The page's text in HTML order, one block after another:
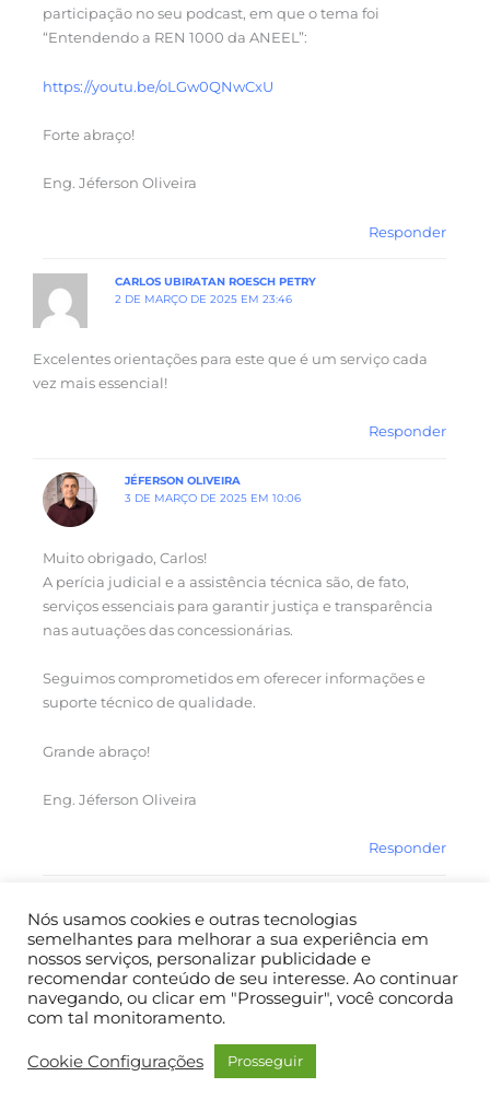
participação no seu podcast, em que o tema foi
“Entendendo a REN 1000 da ANEEL”:
https://youtu.be/oLGw0QNwCxU
Forte abraço!
Eng. Jéferson Oliveira
Responder
CARLOS UBIRATAN ROESCH PETRY
2 DE MARÇO DE 2025 EM 23:46
Excelentes orientações para este que é um serviço cada
vez mais essencial!
Responder
JÉFERSON OLIVEIRA
3 DE MARÇO DE 2025 EM 10:06
Muito obrigado, Carlos!
A perícia judicial e a assistência técnica são, de fato,
serviços essenciais para garantir justiça e transparência
nas autuações das concessionárias.
Seguimos comprometidos em oferecer informações e
suporte técnico de qualidade.
Grande abraço!
Eng. Jéferson Oliveira
Responder
3 DE MARÇO DE 2025 EM 08:38
O profissional Jeferson tem me ajudado muito, posta
conteúdo gratuito no YouTube, blogs, Instagram, etc. Eu
fiz um curso caríssimo que não ensinou metade do
conteúdo que ele nos entrega. Muito competente. Muito
obrigada.
Nós usamos cookies e outras tecnologias
semelhantes para melhorar a sua experiência em
nossos serviços, personalizar publicidade e
recomendar conteúdo de seu interesse. Ao continuar
navegando, ou clicar em "Prosseguir", você concorda
com tal monitoramento.
Cookie Configurações Prosseguir